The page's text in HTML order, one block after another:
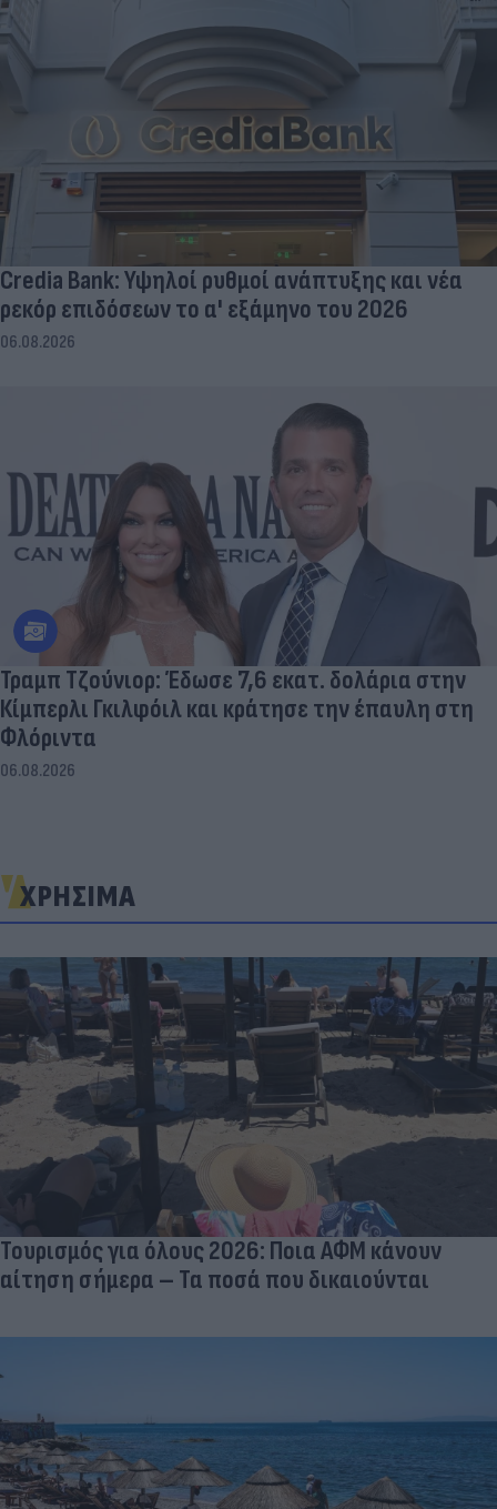
Credia Bank: Υψηλοί ρυθμοί ανάπτυξης και νέα
ρεκόρ επιδόσεων το α' εξάμηνο του 2026
06.08.2026
Τραμπ Τζούνιορ: Έδωσε 7,6 εκατ. δολάρια στην
Κίμπερλι Γκιλφόιλ και κράτησε την έπαυλη στη
Φλόριντα
06.08.2026
ΧΡΗΣΙΜΑ
Τουρισμός για όλους 2026: Ποια ΑΦΜ κάνουν
αίτηση σήμερα – Τα ποσά που δικαιούνται